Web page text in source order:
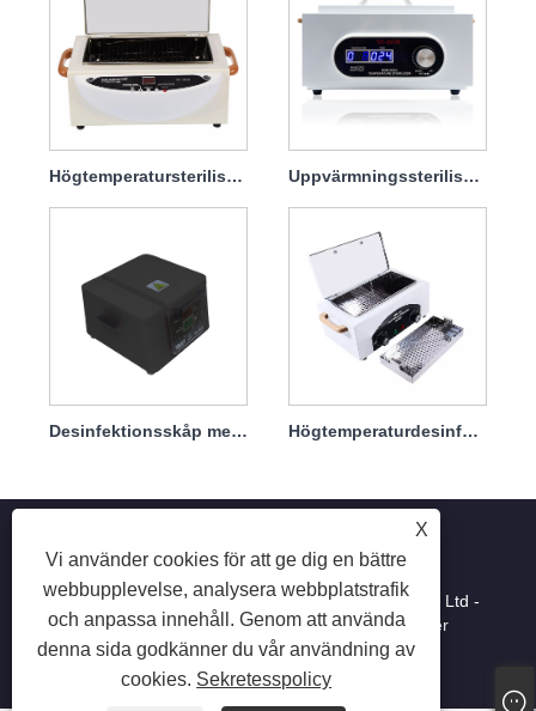
Högtemperatursterilisatordesinfektionsskåpmaskin för hemmabruk 100w Uppvärmningssterilisering Display Intelligent Timer Sterilisator
Desinfektionsskåp med stor kapacitet Högtemperaturdesinfektionsskåp
X
Vi använder cookies för att ge dig en bättre
webbupplevelse, analysera webbplatstrafik
och anpassa innehåll. Genom att använda
denna sida godkänner du vår användning av
cookies. Sekretesspolicy
Copyright © 2025 Shenzhen Ruina Optoelectronic Co., Ltd -
Nail Lamp, Nail Drill, Nail Dust Collector - Alla rättigheter
reserverade.